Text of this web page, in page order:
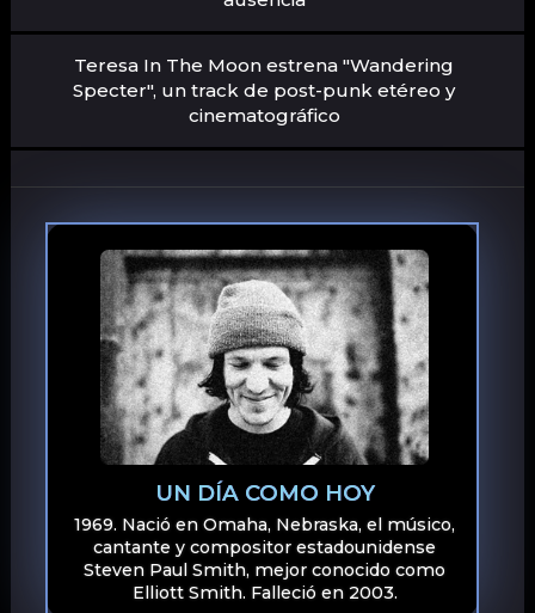
Teresa In The Moon estrena "Wandering
Specter", un track de post-punk etéreo y
cinematográfico
UN DÍA COMO HOY
1969. Nació en Omaha, Nebraska, el músico,
cantante y compositor estadounidense
Steven Paul Smith, mejor conocido como
Elliott Smith. Falleció en 2003.